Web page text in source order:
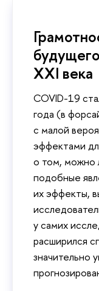
XXI века
COVID-19
года (в
с малой
эффектами
о том, можно
подобные
их эффекты,
у самих
расширился
значительно